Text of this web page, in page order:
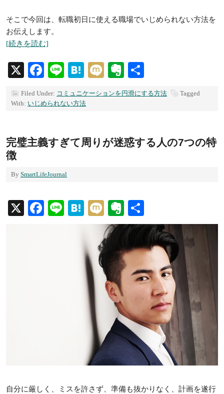
そこで今回は、転職初日に使える職場でいじめられない方法を
お伝えします。
[続きを読む]
X Facebook
LineHatenaMixiEvernote
有
Filed Under: コミュニケーションを円滑にする方法
Tagged
With: いじめられない方法
完璧主義すぎて周りが迷惑する人の7つの特
徴
By SmartLifeJournal
X Facebook
LineHatenaMixiEvernote
有
自分に厳しく、ミスを許さず、準備も抜かりなく、計画を遂行